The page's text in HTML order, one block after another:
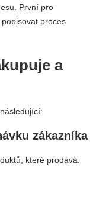
První pro
proces
a
zákazníka
které prodává.